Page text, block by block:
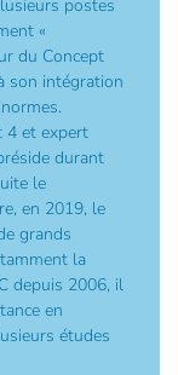
postes
«
du Concept
son intégration
4 et expert
durant
le
en 2019, le
grands
la
depuis 2006, il
en
études